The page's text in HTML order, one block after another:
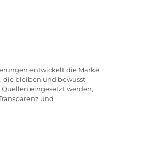
entwickelt die Marke
die bleiben und bewusst
eingesetzt werden,
und